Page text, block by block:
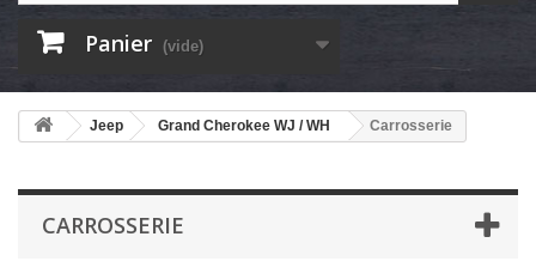
Panier (vide)
Jeep Grand Cherokee WJ / WH Carrosserie
CARROSSERIE